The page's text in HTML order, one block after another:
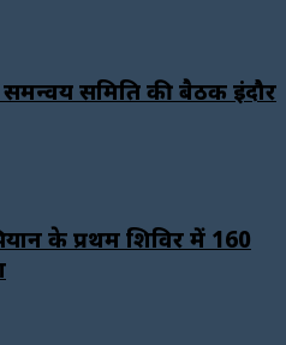
समन्वय समिति की बैठक इंदौर
के प्रथम शिविर में 160